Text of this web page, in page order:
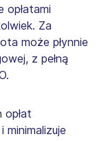
opłatami
Za
może płynnie
z pełną